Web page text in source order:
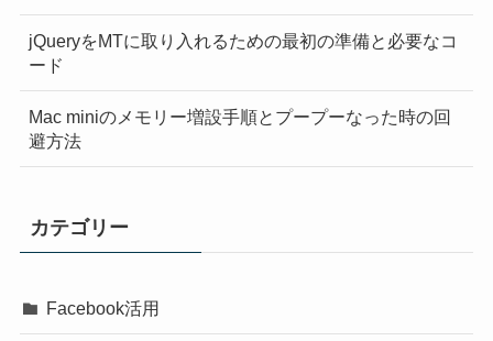
jQueryをMTに取り入れるための最初の準備と必要なコ
ード
Mac miniのメモリー増設手順とプープーなった時の回
避方法
カテゴリー
Facebook活用